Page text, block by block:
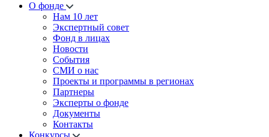
О фонде
Нам 10 лет
Экспертный совет
Фонд в лицах
Новости
События
СМИ о нас
Проекты и программы в регионах
Партнеры
Эксперты о фонде
Документы
Контакты
Конкурсы